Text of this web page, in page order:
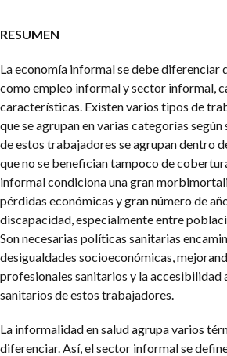
RESUMEN
La economía informal se debe diferenciar
como empleo informal y sector informal,
características. Existen varios tipos de
que se agrupan en varias categorías
de estos trabajadores se agrupan dentro
que no se benefician tampoco de
informal condiciona una gran
pérdidas económicas y gran número de
discapacidad, especialmente entre
Son necesarias políticas sanitarias
desigualdades socioeconómicas,
profesionales sanitarios y la accesibilidad
sanitarios de estos trabajadores.
La informalidad en salud agrupa varios
diferenciar. Así, el sector informal se